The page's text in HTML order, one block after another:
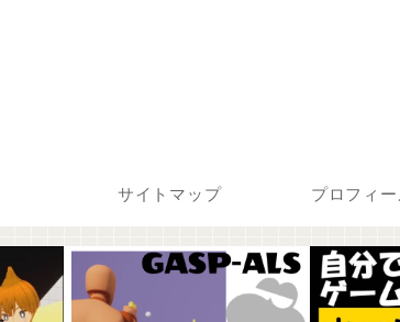
サイトマップ プロフィ